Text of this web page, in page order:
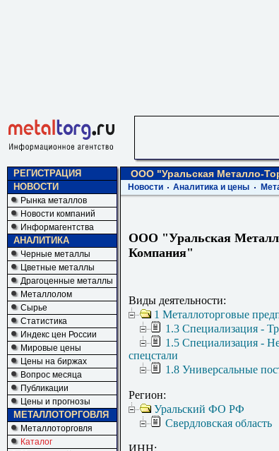
РЕГИСТРАЦИЯ
НОВОСТИ
Рынка металлов
Новости компаний
Информагентства
АНАЛИТИКА
Черные металлы
Цветные металлы
Драгоценные металлы
Металлолом
Сырье
Статистика
Индекс цен России
Мировые цены
Цены на биржах
Вопрос месяца
Публикации
Цены и прогнозы
МЕТАЛЛОТОРГОВЛЯ
Металлоторговля
Каталог
ООО "Уральская Металло-
Новости Аналитика и цены
ООО "Уральская
Компания"
Виды деятельности:
1 Металлоторговые
1.3 Специализация -
1.5 Специализация -
спецстали
1.8 Универсальные
Регион:
Уральский ФО РФ
Свердловская область
ИНН: